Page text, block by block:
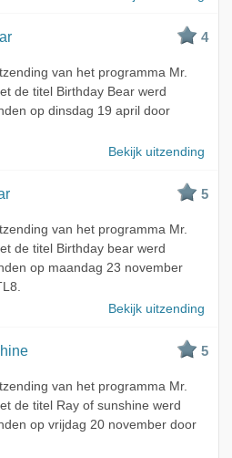
4
van het programma Mr.
de titel Birthday Bear werd
op dinsdag 19 april door
Bekijk uitzending
5
van het programma Mr.
de titel Birthday bear werd
op maandag 23 november
Bekijk uitzending
5
van het programma Mr.
de titel Ray of sunshine werd
op vrijdag 20 november door